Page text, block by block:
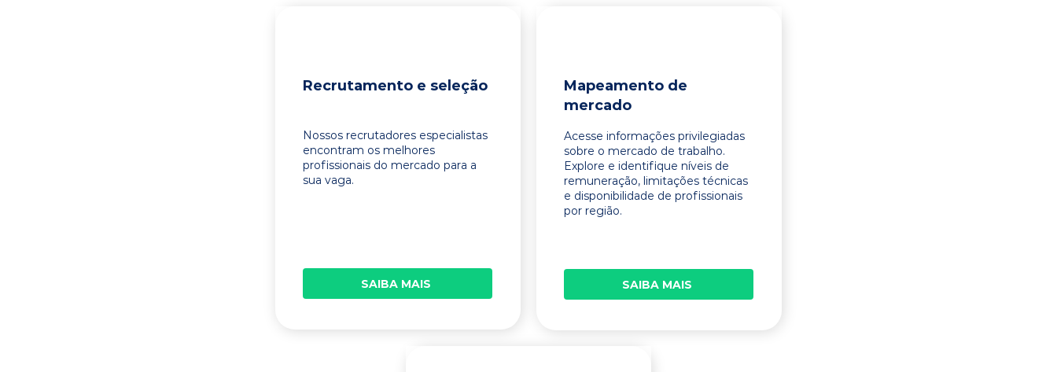
Recrutamento e seleção
Nossos recrutadores especialistas
encontram os melhores
profissionais do mercado para a
sua vaga.
SAIBA MAIS
Mapeamento de
mercado
Acesse informações privilegiadas
sobre o mercado de trabalho.
Explore e identifique níveis de
remuneração, limitações técnicas
e disponibilidade de profissionais
por região.
SAIBA MAIS